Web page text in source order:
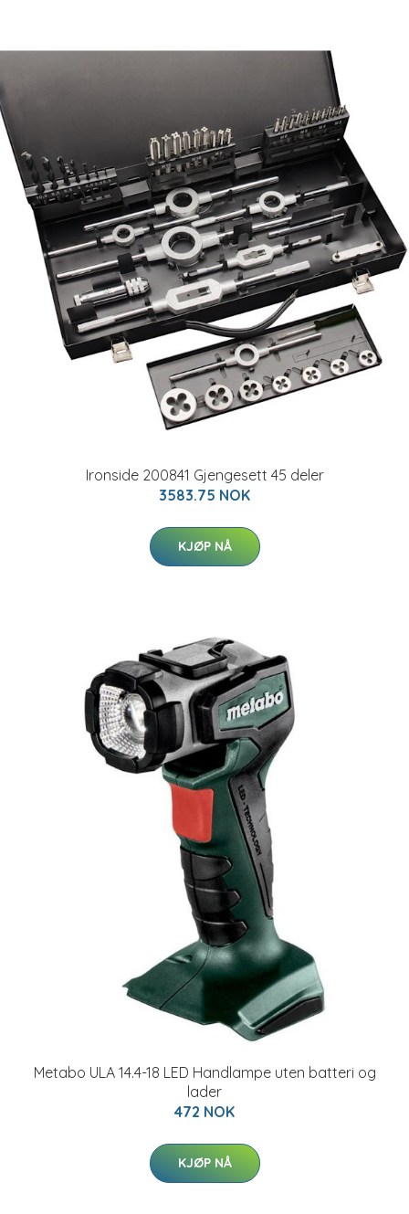
Ironside 200841 Gjengesett 45 deler
3583.75 NOK
KJØP NÅ
Metabo ULA 14.4-18 LED Handlampe uten batteri og
lader
472 NOK
KJØP NÅ